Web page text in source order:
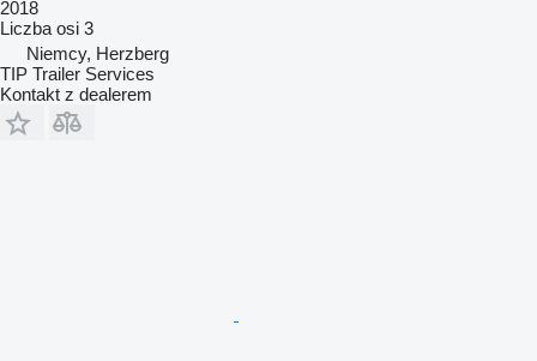
2018
Liczba osi 3
Niemcy, Herzberg
TIP Trailer Services
Kontakt z dealerem